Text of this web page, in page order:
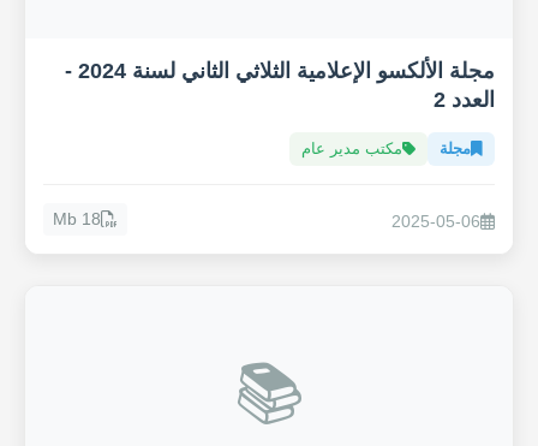
مجلة الألكسو الإعلامية الثلاثي الثاني لسنة 2024 -
العدد 2
مجلة مكتب مدير عام
2025-05-06
18 Mb
📚